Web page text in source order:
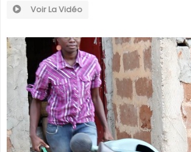
Voir La Vidéo